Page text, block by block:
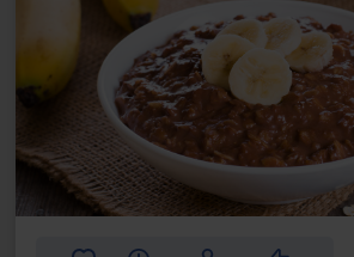
Blok czekoladowy
go jako niedzielny
Dlatego przepis
smaczną przekąskę.
Przepis na blok